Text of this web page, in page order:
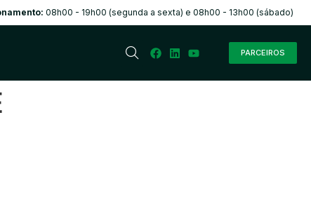
08h00 - 19h00 (segunda a sexta) e 08h00 - 13h00 (sábado)
PARCEIROS